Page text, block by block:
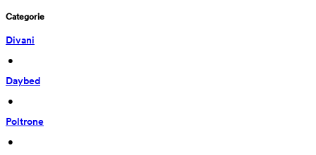
Categorie
Divani
•
Daybed
•
Poltrone
•